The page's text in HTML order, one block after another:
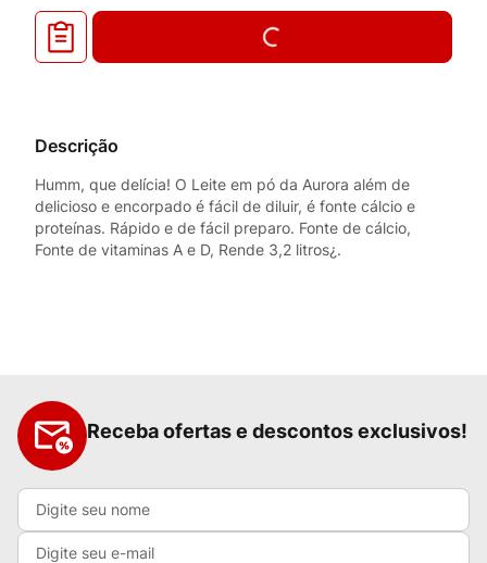
Descrição
Humm, que delícia! O Leite em pó da Aurora além de
delicioso e encorpado é fácil de diluir, é fonte cálcio e
proteínas. Rápido e de fácil preparo. Fonte de cálcio,
Fonte de vitaminas A e D, Rende 3,2 litros¿.
Receba ofertas e descontos exclusivos!